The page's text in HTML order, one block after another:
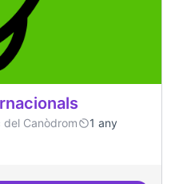
Canòdrom
1 any